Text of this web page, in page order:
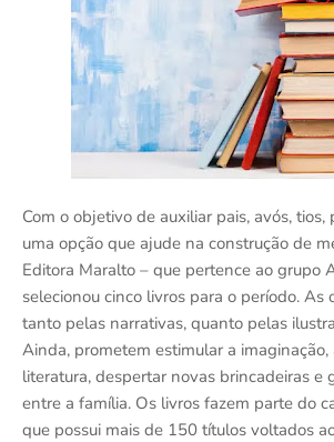
Com o objetivo de auxiliar pais, avós,
uma opção que ajude na construção de
Editora Maralto – que pertence ao grupo
selecionou cinco livros para o período. As
tanto pelas narrativas, quanto pelas
Ainda, prometem estimular a imaginação,
literatura, despertar novas brincadeiras e
entre a família. Os livros fazem parte do
que possui mais de 150 títulos voltados